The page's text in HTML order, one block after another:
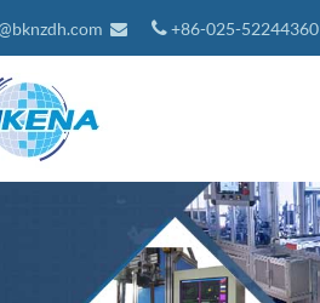
+86-025-52244360